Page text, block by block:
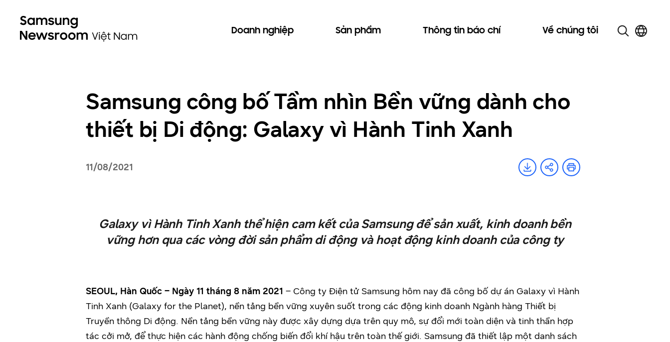
Doanh nghiệp Sản phẩm Thông tin báo chí Về chúng tôi
Samsung công bố Tầm nhìn Bền vững dành cho
thiết bị Di động: Galaxy vì Hành Tinh Xanh
11/08/2021
Galaxy vì Hành Tinh Xanh thể hiện cam kết của Samsung để sản xuất, kinh doanh bền
vững hơn qua các vòng đời sản phẩm di động và hoạt động kinh doanh của công ty
SEOUL, Hàn Quốc – Ngày 11 tháng 8 năm 2021 – Công ty Điện tử Samsung hôm nay đã công bố dự án Galaxy vì Hành
Tinh Xanh (Galaxy for the Planet), nền tảng bền vững xuyên suốt trong các động kinh doanh Ngành hàng Thiết bị
Truyền thông Di động. Nền tảng bền vững này được xây dựng dựa trên quy mô, sự đổi mới toàn diện và tinh thần hợp
tác cởi mở, để thực hiện các hành động chống biến đổi khí hậu trên toàn thế giới. Samsung đã thiết lập một danh sách